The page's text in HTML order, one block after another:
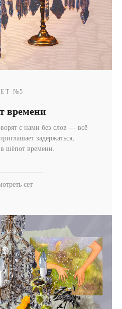
№5
времени
с нами без слов — всё
задержаться,
шёпот времени.
сет